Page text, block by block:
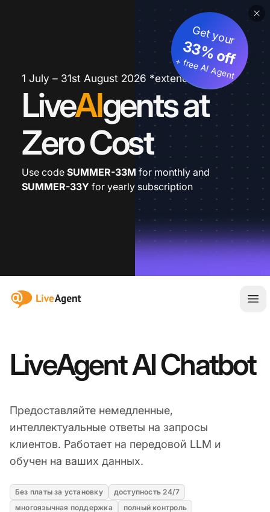
1 July – 31st August 2026 *extended
LiveAIgents at
Zero Cost
Get your
33% off
+ free AI Agent
Use code SUMMER-33M for monthly and
SUMMER-33Y for yearly subscription
:site.title
LiveAgent AI Chatbot
Предоставляйте немедленные,
интеллектуальные ответы на запросы
клиентов. Работает на передовой LLM и
обучен на ваших данных.
Без платы за установку
доступность 24/7
многоязычная поддержка
полный контроль